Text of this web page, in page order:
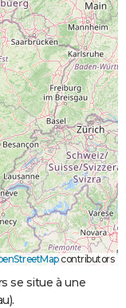
contributors
se situe à une